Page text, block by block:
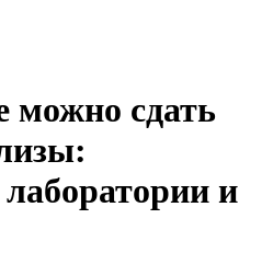
можно сдать
и